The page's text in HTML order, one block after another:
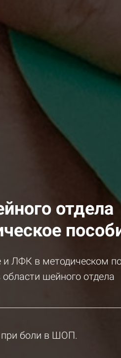
отдела
и ЛФК в методическом
шейного отдела
при боли в ШОП.